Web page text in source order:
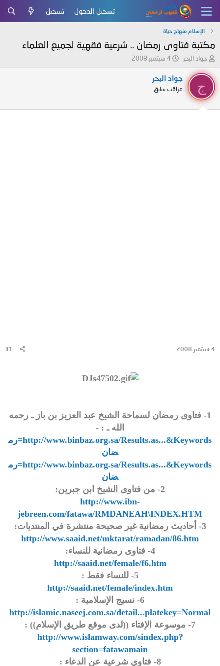
تسجيل الدخول تسجيل
الإسلام منهاج حياة
مكتبة فتاوى رمضان .. شرعية فقهية لجميع العلماء
ب
د
ئ
ل
م
جواد البحر
ت
خ
ل
4 سبتمبر 2008
ج
جواد البحر
مراقب سابق
4 سبتمبر 2008 #1
1- فتاوى رمضان لسماحة الشيخ عبد العزيز بن باز ـ رحمه
الله ـ : -
http://www.binbaz.org.sa/Results.as...&Keywords=رم
ضان
http://www.binbaz.org.sa/Results.as...&Keywords=رم
ضان
2- من فتاوى الشيخ ابن جبرين:
http://www.ibn-
jebreen.com/fatawa/RMDANEAH\INDEX.HTM
3- أحاديث رمضانية غير صحيحة منتشرة في المنتديات:
http://www.saaid.net/mktarat/ramadan/86.htm
4- فتاوى رمضانية للنساء:
http://saaid.net/female/f6.htm
5- للنساء فقط :
http://saaid.net/female/index.htm
6- نسيج الإسلامية :
http://islamic.naseej.com.sa/detail...platekey=Normal
7- موسوعة الإفتاء ((لدى موقع طريق الإسلام)) :
http://www.islamway.com/sindex.php?
section=fatawamain
8- فتاوي شرعية عن الدعاء :